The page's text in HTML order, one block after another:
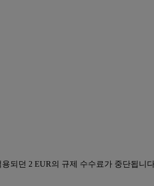
되던 2 EUR의 규제 수수료가 중단됩니